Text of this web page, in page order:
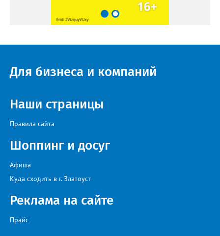
Для бизнеса и компаний
Наши страницы
Правила сайта
Шоппинг и досуг
Афиша
Куда сходить в г. Златоуст
Реклама на сайте
Прайс